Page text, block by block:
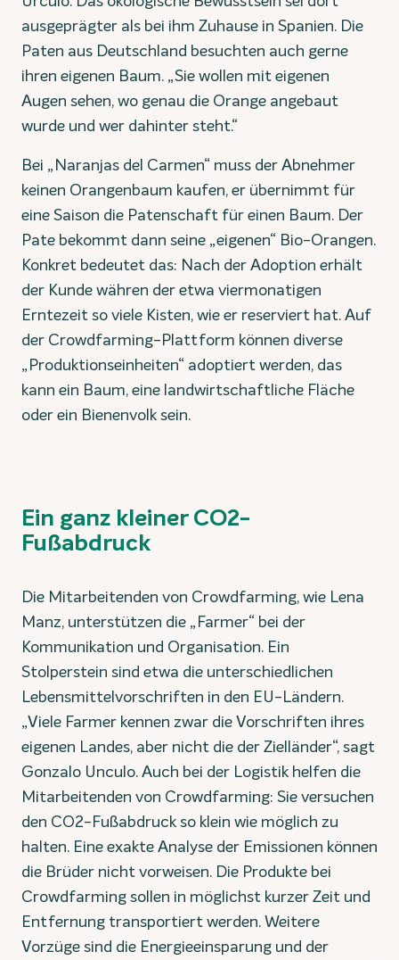
ausgeprägter als bei ihm Zuhause in Spanien. Die
Paten aus Deutschland besuchten auch gerne
ihren eigenen Baum. „Sie wollen mit eigenen
Augen sehen, wo genau die Orange angebaut
wurde und wer dahinter steht.“
Bei „Naranjas del Carmen“ muss der Abnehmer
keinen Orangenbaum kaufen, er übernimmt für
eine Saison die Patenschaft für einen Baum. Der
Pate bekommt dann seine „eigenen“ Bio-Orangen.
Konkret bedeutet das: Nach der Adoption erhält
der Kunde währen der etwa viermonatigen
Erntezeit so viele Kisten, wie er reserviert hat. Auf
der Crowdfarming-Plattform können diverse
„Produktionseinheiten“ adoptiert werden, das
kann ein Baum, eine landwirtschaftliche Fläche
oder ein Bienenvolk sein.
Ein ganz kleiner CO2-
Fußabdruck
Die Mitarbeitenden von Crowdfarming, wie Lena
Manz, unterstützen die „Farmer“ bei der
Kommunikation und Organisation. Ein
Stolperstein sind etwa die unterschiedlichen
Lebensmittelvorschriften in den EU-Ländern.
„Viele Farmer kennen zwar die Vorschriften ihres
eigenen Landes, aber nicht die der Zielländer“, sagt
Gonzalo Unculo. Auch bei der Logistik helfen die
Mitarbeitenden von Crowdfarming: Sie versuchen
den CO2-Fußabdruck so klein wie möglich zu
halten. Eine exakte Analyse der Emissionen können
die Brüder nicht vorweisen. Die Produkte bei
Crowdfarming sollen in möglichst kurzer Zeit und
Entfernung transportiert werden. Weitere
Vorzüge sind die Energieeinsparung und der